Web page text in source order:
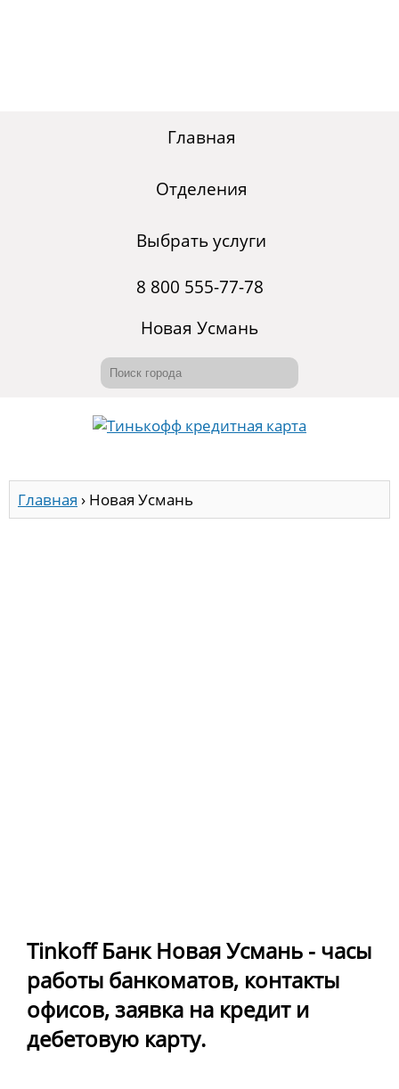
Главная
Отделения
Выбрать услуги
8 800 555-77-78
Новая Усмань
Главная › Новая Усмань
Tinkoff Банк Новая Усмань - часы
работы банкоматов, контакты
офисов, заявка на кредит и
дебетовую карту.